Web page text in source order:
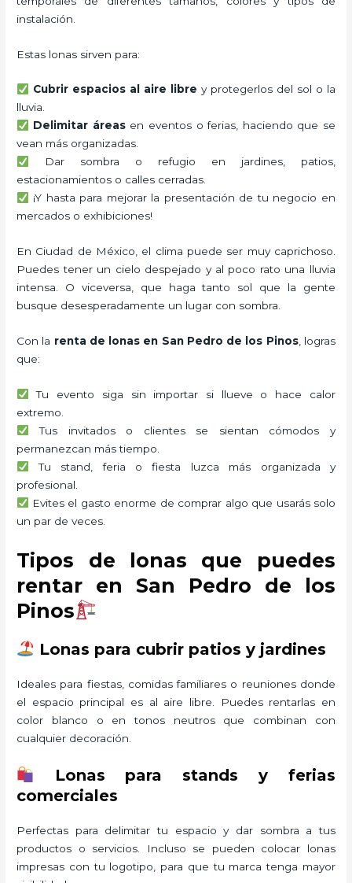
instalación.
Estas lonas sirven para:
Cubrir espacios al aire libre y protegerlos del sol o la
lluvia.
Delimitar áreasen eventos o ferias, haciendo que se
vean más organizadas.
Dar sombra o refugio en jardines, patios,
estacionamientos o calles cerradas.
¡Y hasta para mejorar la presentación de tu negocio en
mercados o exhibiciones!
En Ciudad de México, el clima puede ser muy caprichoso.
Puedes tener un cielo despejado y al poco rato una lluvia
intensa. O viceversa, que haga tanto sol que la gente
busque desesperadamente un lugar con sombra.
Con la renta de lonas en San Pedro de los Pinos, logras
que:
Tu evento siga sin importar si llueve o hace calor
extremo.
Tus invitados o clientes se sientan cómodos y
permanezcan más tiempo.
Tu stand, feria o fiesta luzca más organizada y
profesional.
Evites el gasto enorme de comprar algo que usarás solo
un par de veces.
Tipos de lonas que puedes
rentar en San Pedro de los
Pinos
Lonas para cubrir patios y jardines
Ideales para fiestas, comidas familiares o reuniones donde
el espacio principal es al aire libre. Puedes rentarlas en
color blanco o en tonos neutros que combinan con
cualquier decoración.
Lonas para stands y ferias
comerciales
Perfectas para delimitar tu espacio y dar sombra a tus
productos o servicios. Incluso se pueden colocar lonas
impresas con tu logotipo, para que tu marca tenga mayor